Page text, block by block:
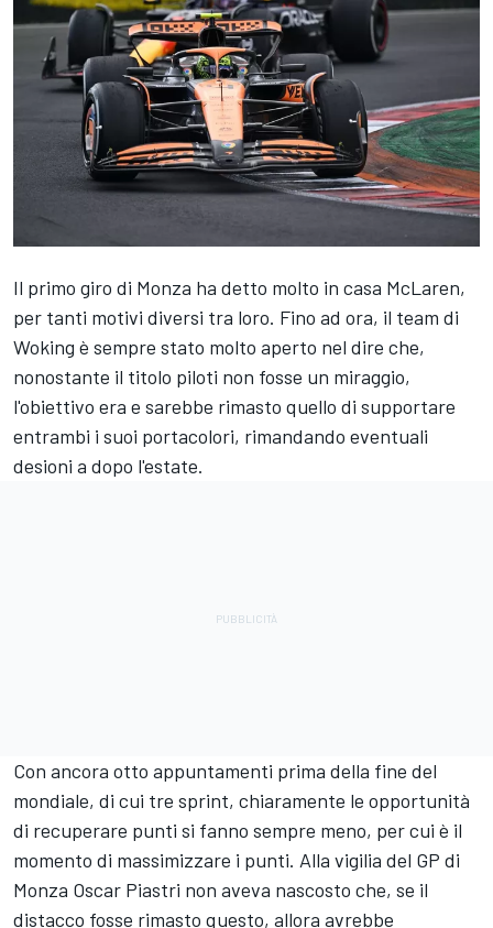
Il primo giro di Monza ha detto molto in casa McLaren,
per tanti motivi diversi tra loro. Fino ad ora, il team di
Woking è sempre stato molto aperto nel dire che,
nonostante il titolo piloti non fosse un miraggio,
l'obiettivo era e sarebbe rimasto quello di supportare
entrambi i suoi portacolori, rimandando eventuali
desioni a dopo l'estate.
Con ancora otto appuntamenti prima della fine del
mondiale, di cui tre sprint, chiaramente le opportunità
di recuperare punti si fanno sempre meno, per cui è il
momento di massimizzare i punti. Alla vigilia del GP di
Monza Oscar Piastri non aveva nascosto che, se il
distacco fosse rimasto questo, allora avrebbe